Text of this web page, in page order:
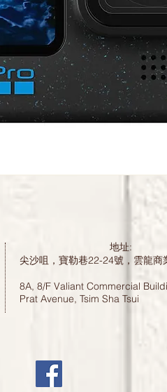
地址:
尖沙咀，寶勒巷22-24號，雲龍
8A, 8/F Valiant Commercial
Prat Avenue, Tsim Sha Tsui